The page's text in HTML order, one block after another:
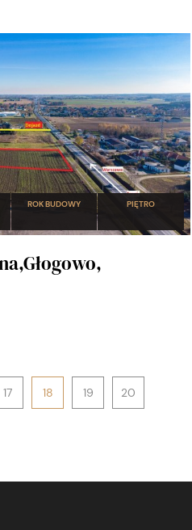
ROK BUDOWY PIĘTRO
17 18 19 20